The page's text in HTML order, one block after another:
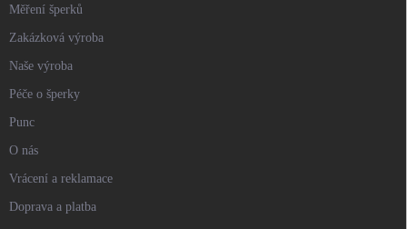
Měření šperků
Zakázková výroba
Naše výroba
Péče o šperky
Punc
O nás
Vrácení a reklamace
Doprava a platba